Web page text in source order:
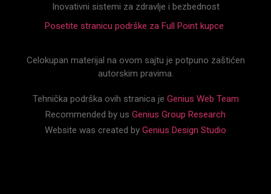
Inovativni sistemi za zdravlje i bezbednost
Posetite stranicu podrške za Full Point kupce
Celokupan materijal na ovom sajtu je potpuno zaštićen
autorskim pravima.
Tehnička podrška ovih stranica je Genius Web Team
Recommended by us Genius Group Research
Website was created by Genius Design Studio